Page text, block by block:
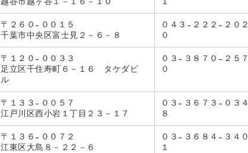
越谷市越ヶ谷１－１６－１０
１
〒２６０−００１５
千葉市中央区富士見２－６－８
０４３−２２２−２０２
０
〒１２０−００３３
足立区千住寿町６－１６ タケダビ
ル
０３−３８７０−２５７
０
〒１３３−００５７
江戸川区西小岩１丁目２３－１７
０３−３６７３−０３４
８
〒１３６−００７２
江東区大島８－２２－６
０３−３６８４−３４０
１